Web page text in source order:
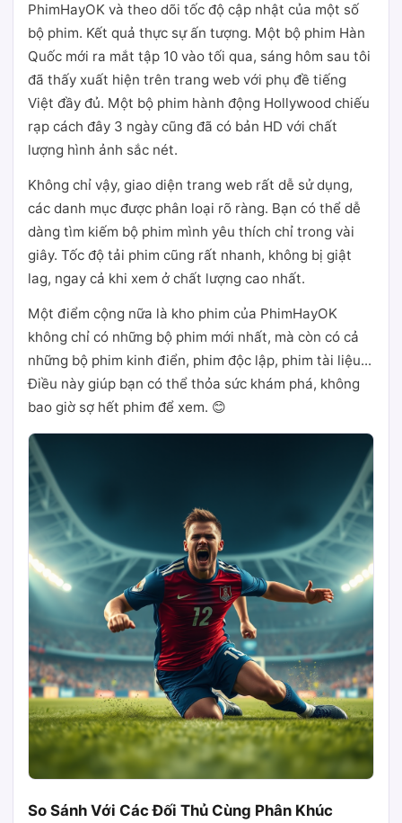
PhimHayOK và theo dõi tốc độ cập nhật của một số
bộ phim. Kết quả thực sự ấn tượng. Một bộ phim Hàn
Quốc mới ra mắt tập 10 vào tối qua, sáng hôm sau tôi
đã thấy xuất hiện trên trang web với phụ đề tiếng
Việt đầy đủ. Một bộ phim hành động Hollywood chiếu
rạp cách đây 3 ngày cũng đã có bản HD với chất
lượng hình ảnh sắc nét.
Không chỉ vậy, giao diện trang web rất dễ sử dụng,
các danh mục được phân loại rõ ràng. Bạn có thể dễ
dàng tìm kiếm bộ phim mình yêu thích chỉ trong vài
giây. Tốc độ tải phim cũng rất nhanh, không bị giật
lag, ngay cả khi xem ở chất lượng cao nhất.
Một điểm cộng nữa là kho phim của PhimHayOK
không chỉ có những bộ phim mới nhất, mà còn có cả
những bộ phim kinh điển, phim độc lập, phim tài liệu...
Điều này giúp bạn có thể thỏa sức khám phá, không
bao giờ sợ hết phim để xem. 😊
So Sánh Với Các Đối Thủ Cùng Phân Khúc